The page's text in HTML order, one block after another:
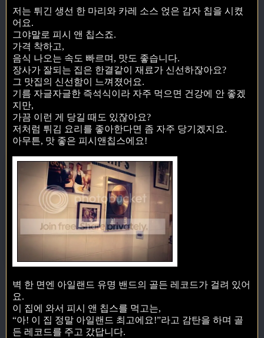
저는 튀긴 생선 한 마리와 카레 소스 얹은 감자 칩을 시켰
어요.
그야말로 피시 앤 칩스죠.
가격 착하고,
음식 나오는 속도 빠르며, 맛도 좋습니다.
장사가 잘되는 집은 한결같이 재료가 신선하잖아요?
그 맛집의 신선함이 느껴졌어요.
기름 자글자글한 즉석식이라 자주 먹으면 건강에 안 좋겠
지만,
가끔 이런 게 당길 때도 있잖아요?
저처럼 튀김 요리를 좋아한다면 좀 자주 당기겠지요.
아무튼, 맛 좋은 피시앤칩스에요!
벽 한 면엔 아일랜드 유명 밴드의 골든 레코드가 걸려 있어
요.
이 집에 와서 피시 앤 칩스를 먹고는,
“아! 이 집 정말 아일랜드 최고에요!”라고 감탄을 하며 골
든 레코드를 주고 갔답니다.